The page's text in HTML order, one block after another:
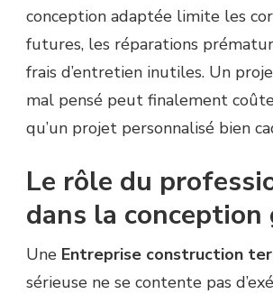
conception adaptée limite les
futures, les réparations
frais d’entretien inutiles. Un
mal pensé peut finalement
qu’un projet personnalisé bien
Le rôle du
dans la conception
Une Entreprise construction
sérieuse ne se contente pas